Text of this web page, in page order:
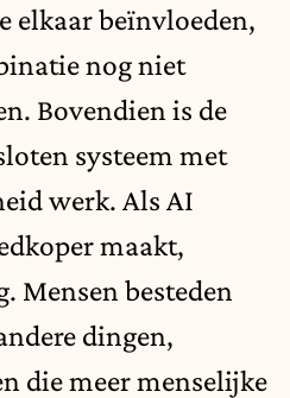
elkaar beïnvloeden,
nog niet
Bovendien is de
systeem met
werk. Als AI
maakt,
Mensen besteden
dingen,
die meer menselijke